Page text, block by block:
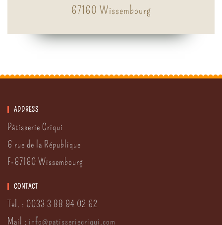
67160 Wissembourg
ADDRESS
Pâtisserie Criqui
6 rue de la République
F-67160 Wissembourg
CONTACT
Tel. : 0033 3 88 94 02 62
Mail : info@patisseriecriqui.com